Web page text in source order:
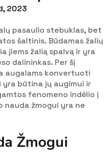
2023
pasaulio stebuklas, bet
šaltinis. Būdamas žalių
jiems žalią spalvą ir yra
dalininkas. Per šį
augalams konvertuoti
yra būtina jų augimui ir
fenomeno indėlio į
nauda žmogui yra ne
Žmogui